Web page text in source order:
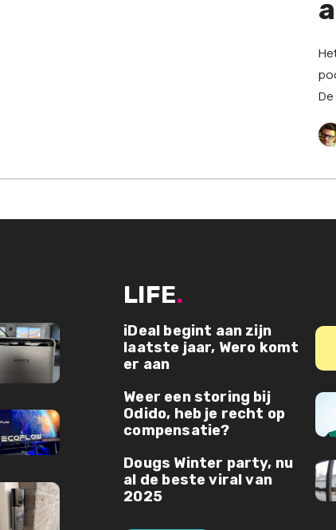
LIFE.
iDeal begint aan zijn
laatste jaar, Wero komt
er aan
Weer een storing bij
Odido, heb je recht op
compensatie?
Dougs Winter party, nu
al de beste viral van
2025